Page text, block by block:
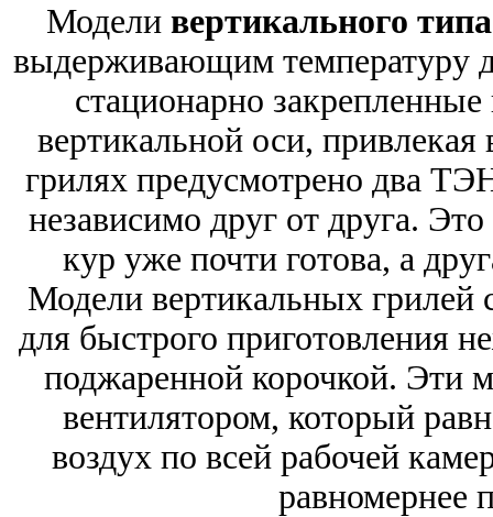
Модели вертикального
выдерживающим температуру
стационарно
вертикальной оси,
грилях предусмотрено два
независимо друг от друга.
кур уже почти готова, а
Модели вертикальных грилей
для быстрого приготовления
поджаренной корочкой. Эти
вентилятором, который
воздух по всей рабочей
равномернее